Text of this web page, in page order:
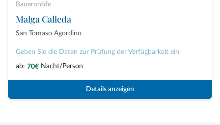
Bauernhöfe
Malga Calleda
San Tomaso Agordino
Geben Sie die Daten zur Prüfung der Verfügbarkeit ein
ab: 70€ Nacht/Person
Details anzeigen